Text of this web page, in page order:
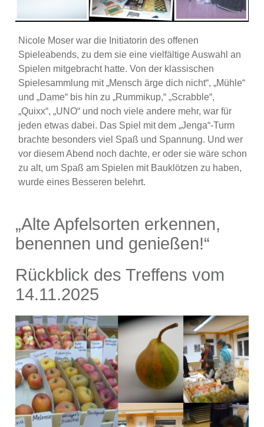
Nicole Moser war die Initiatorin des offenen
Spieleabends, zu dem sie eine vielfältige Auswahl an
Spielen mitgebracht hatte. Von der klassischen
Spielesammlung mit „Mensch ärge dich nicht“, „Mühle“
und „Dame“ bis hin zu „Rummikup,“ „Scrabble“,
„Quixx“, „UNO“ und noch viele andere mehr, war für
jeden etwas dabei. Das Spiel mit dem „Jenga“-Turm
brachte besonders viel Spaß und Spannung. Und wer
vor diesem Abend noch dachte, er oder sie wäre schon
zu alt, um Spaß am Spielen mit Bauklötzen zu haben,
wurde eines Besseren belehrt.
„Alte Apfelsorten erkennen,
benennen und genießen!“
Rückblick des Treffens vom
14.11.2025